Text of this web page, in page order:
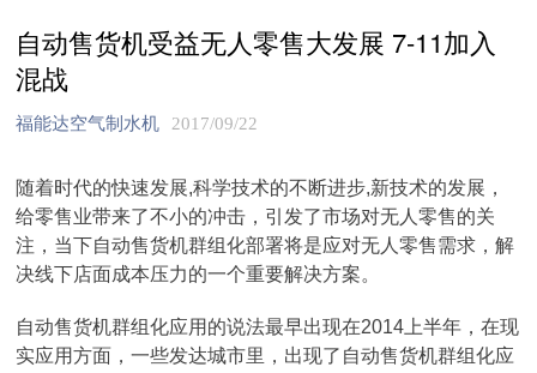
自动售货机受益无人零售大发展 7-11加入
混战
福能达空气制水机 2017/09/22
随着时代的快速发展,科学技术的不断进步,新技术的发展，
给零售业带来了不小的冲击，引发了市场对无人零售的关
注，当下自动售货机群组化部署将是应对无人零售需求，解
决线下店面成本压力的一个重要解决方案。
自动售货机群组化应用的说法最早出现在2014上半年，在现
实应用方面，一些发达城市里，出现了自动售货机群组化应